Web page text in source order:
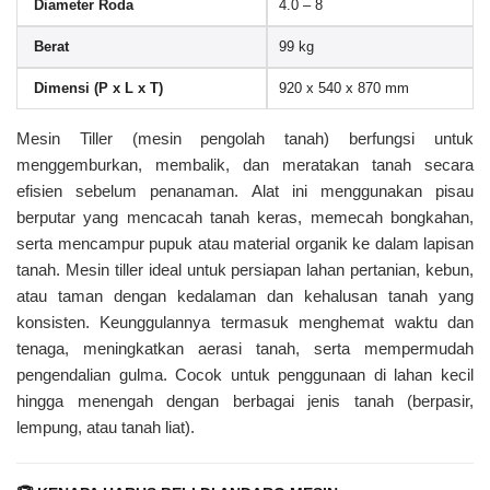
Diameter Roda 4.0 – 8
Berat 99 kg
Dimensi (P x L x T) 920 x 540 x 870 mm
Mesin Tiller (mesin pengolah tanah) berfungsi untuk
menggemburkan, membalik, dan meratakan tanah secara
efisien sebelum penanaman. Alat ini menggunakan pisau
berputar yang mencacah tanah keras, memecah bongkahan,
serta mencampur pupuk atau material organik ke dalam lapisan
tanah. Mesin tiller ideal untuk persiapan lahan pertanian, kebun,
atau taman dengan kedalaman dan kehalusan tanah yang
konsisten. Keunggulannya termasuk menghemat waktu dan
tenaga, meningkatkan aerasi tanah, serta mempermudah
pengendalian gulma. Cocok untuk penggunaan di lahan kecil
hingga menengah dengan berbagai jenis tanah (berpasir,
lempung, atau tanah liat).